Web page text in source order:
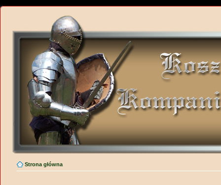
Strona główna